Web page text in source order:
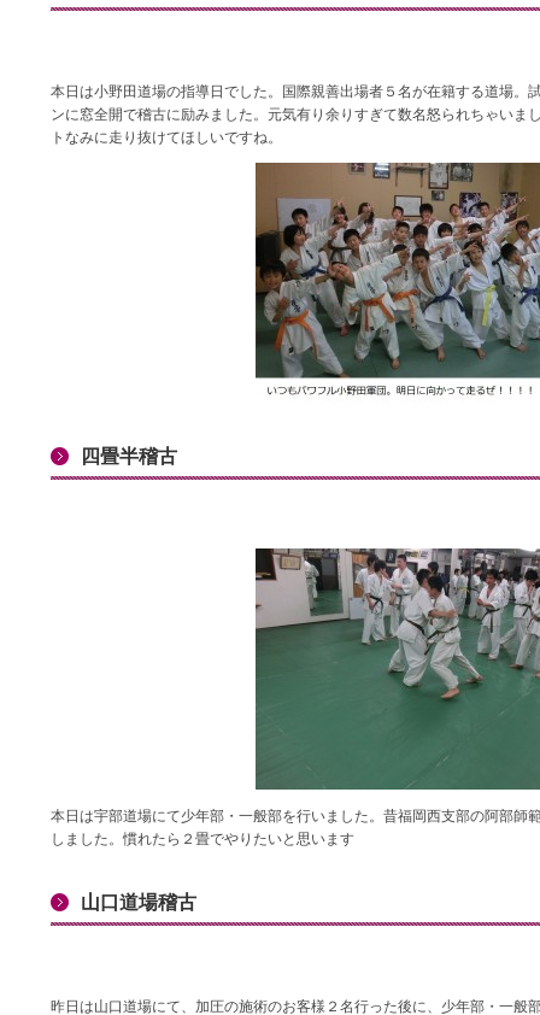
本日は小野田道場の指導日でした。国際親善出場者５名が在籍する道場。
ンに窓全開で稽古に励みました。元気有り余りすぎて数名怒られちゃいま
トなみに走り抜けてほしいですね。
四畳半稽古
本日は宇部道場にて少年部・一般部を行いました。昔福岡西支部の阿部師
しました。慣れたら２畳でやりたいと思います
山口道場稽古
昨日は山口道場にて、加圧の施術のお客様２名行った後に、少年部・一般